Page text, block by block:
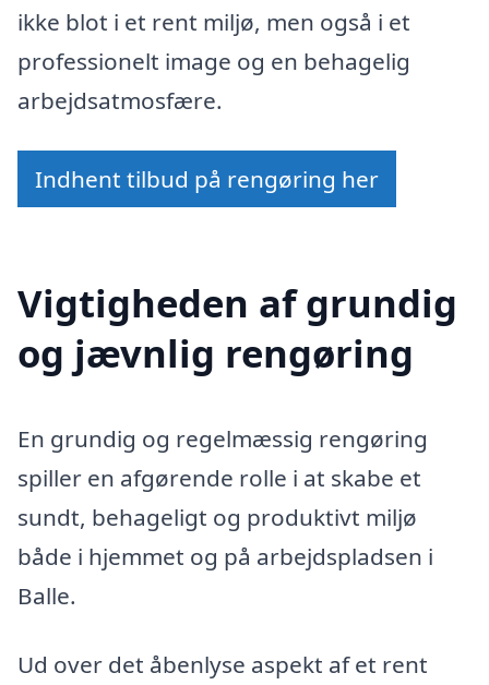
ikke blot i et rent miljø, men også i et
professionelt image og en behagelig
arbejdsatmosfære.
Indhent tilbud på rengøring her
Vigtigheden af grundig
og jævnlig rengøring
En grundig og regelmæssig rengøring
spiller en afgørende rolle i at skabe et
sundt, behageligt og produktivt miljø
både i hjemmet og på arbejdspladsen i
Balle.
Ud over det åbenlyse aspekt af et rent